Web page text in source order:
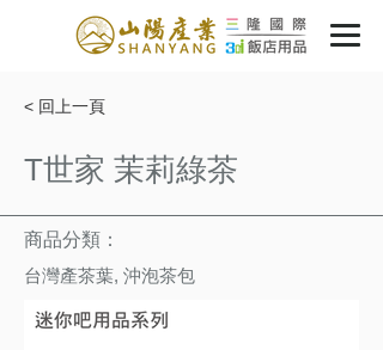
< 回上一頁
T世家 茉莉綠茶
商品分類：
台灣產茶葉, 沖泡茶包